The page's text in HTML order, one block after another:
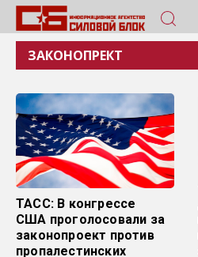
ЗАКОНОПРЕКТ
ТАСС: В конгрессе
США проголосовали за
законопроект против
пропалестинских